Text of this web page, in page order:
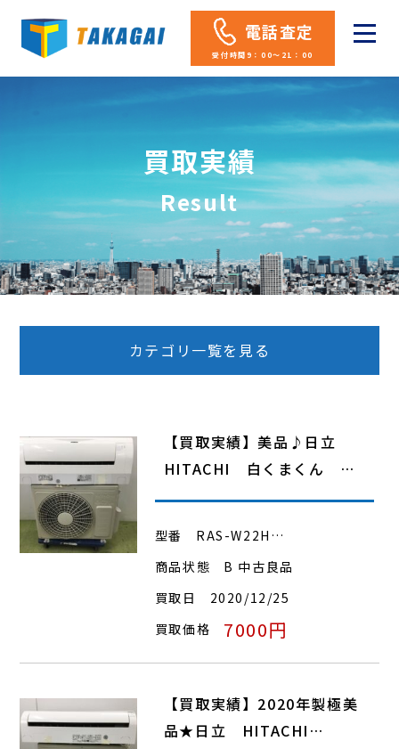
電話査定
受付時間9：00～21：00
買取実績
Result
カテゴリ一覧を見る
【買取実績】美品♪日立
HITACHI 白くまくん …
型番
RAS-W22H…
商品状態
B 中古良品
買取日
2020/12/25
買取価格
7000円
【買取実績】2020年製極美
品★日立 HITACHI…